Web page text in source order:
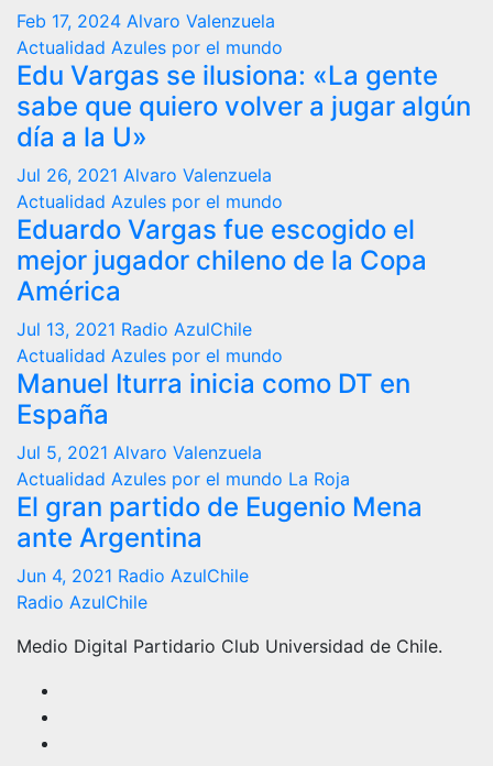
Feb 17, 2024 Alvaro Valenzuela
Actualidad Azules por el mundo
Edu Vargas se ilusiona: «La gente
sabe que quiero volver a jugar algún
día a la U»
Jul 26, 2021 Alvaro Valenzuela
Actualidad Azules por el mundo
Eduardo Vargas fue escogido el
mejor jugador chileno de la Copa
América
Jul 13, 2021 Radio AzulChile
Actualidad Azules por el mundo
Manuel Iturra inicia como DT en
España
Jul 5, 2021 Alvaro Valenzuela
Actualidad Azules por el mundo La Roja
El gran partido de Eugenio Mena
ante Argentina
Jun 4, 2021 Radio AzulChile
Radio AzulChile
Medio Digital Partidario Club Universidad de Chile.